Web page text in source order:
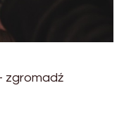
zgromadź